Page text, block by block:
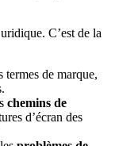
C’est de la
termes de marque,
chemins de
d’écran des